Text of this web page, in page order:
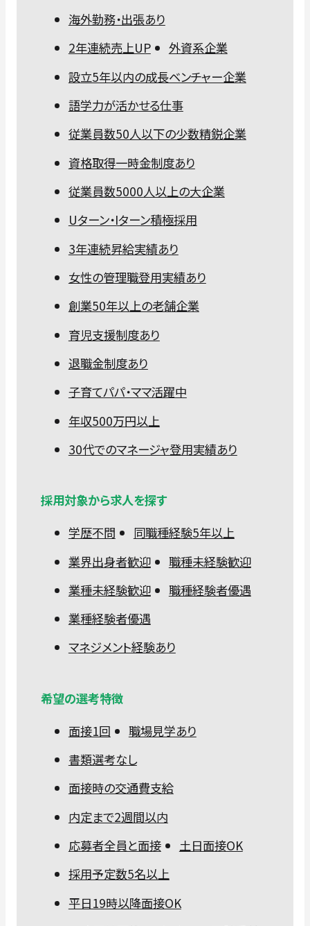
海外勤務・出張あり
2年連続売上UP
外資系企業
設立5年以内の成長ベンチャー企業
語学力が活かせる仕事
従業員数50人以下の少数精鋭企業
資格取得一時金制度あり
従業員数5000人以上の大企業
Uターン・Iターン積極採用
3年連続昇給実績あり
女性の管理職登用実績あり
創業50年以上の老舗企業
育児支援制度あり
退職金制度あり
子育てパパ・ママ活躍中
年収500万円以上
30代でのマネージャ登用実績あり
採用対象から求人を探す
学歴不問
同職種経験5年以上
業界出身者歓迎
職種未経験歓迎
業種未経験歓迎
職種経験者優遇
業種経験者優遇
マネジメント経験あり
希望の選考特徴
面接1回
職場見学あり
書類選考なし
面接時の交通費支給
内定まで2週間以内
応募者全員と面接
土日面接OK
採用予定数5名以上
平日19時以降面接OK